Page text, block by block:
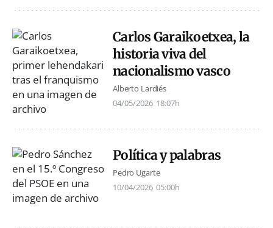
Carlos Garaikoetxea, la
historia viva del
nacionalismo vasco
Alberto Lardiés
04/05/2026 18:07h
Política y palabras
Pedro Ugarte
10/04/2026 05:00h